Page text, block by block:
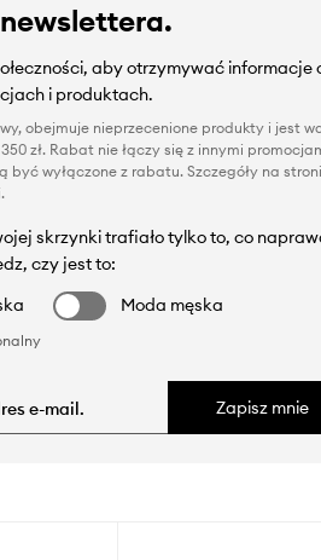
aby otrzymywać informacje
i produktach.
obejmuje nieprzecenione produkty i jest
zł. Rabat nie łączy się z innymi
być wyłączone z rabatu. Szczegóły na
.
skrzynki trafiało tylko to, co
czy jest to:
Moda męska
Zapisz mnie